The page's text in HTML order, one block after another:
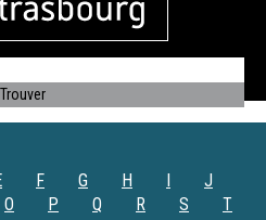
F G H I
J
O P Q R S
T